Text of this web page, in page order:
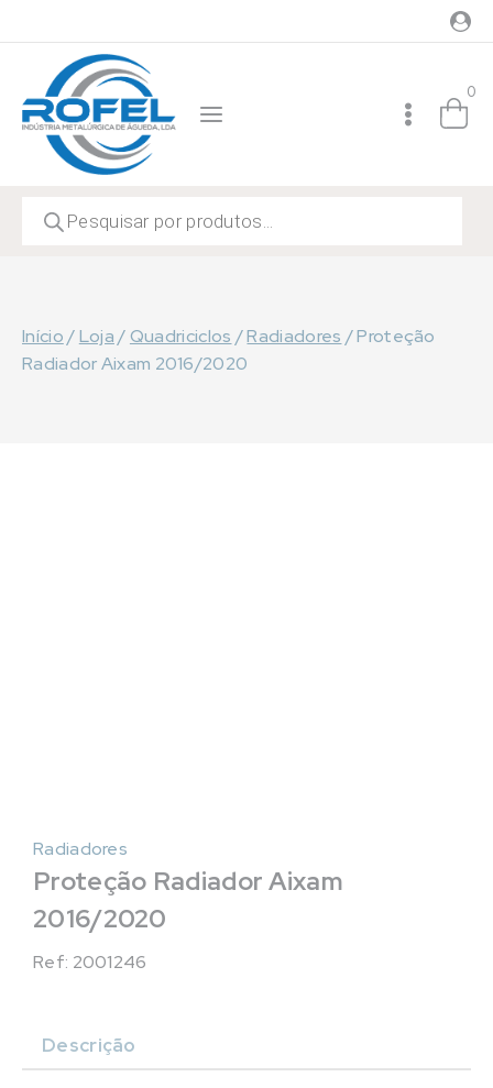
to
content
0
search
Início/Loja /Quadriciclos /Radiadores /Proteção
Radiador Aixam 2016/2020
Radiadores
Proteção Radiador Aixam
2016/2020
Ref: 2001246
Descrição